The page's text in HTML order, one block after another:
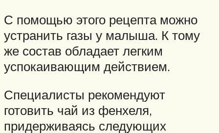
С помощью этого рецепта можно
устранить газы у малыша. К тому
же состав обладает легким
успокаивающим действием.
Специалисты рекомендуют
готовить чай из фенхеля,
придерживаясь следующих